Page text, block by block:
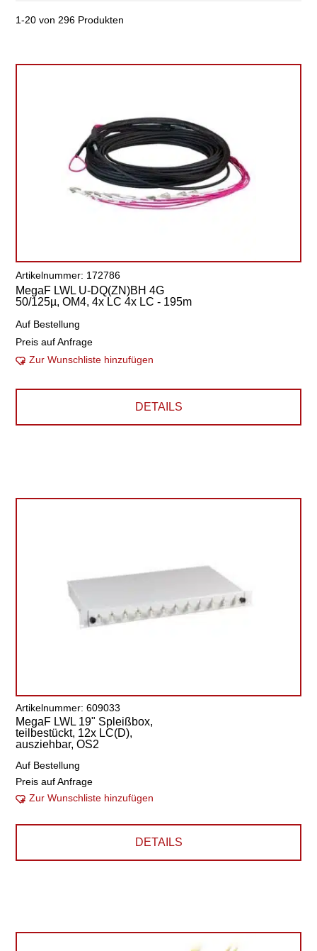
Kabel-/Adapterart
1-20 von 296 Produkten
Artikelnummer: 172786
MegaF LWL U-DQ(ZN)BH 4G
50/125µ, OM4, 4x LC 4x LC - 195m
Auf Bestellung
Preis auf Anfrage
Zur Wunschliste hinzufügen
DETAILS
Artikelnummer: 609033
MegaF LWL 19" Spleißbox,
teilbestückt, 12x LC(D),
ausziehbar, OS2
Auf Bestellung
Preis auf Anfrage
Zur Wunschliste hinzufügen
DETAILS